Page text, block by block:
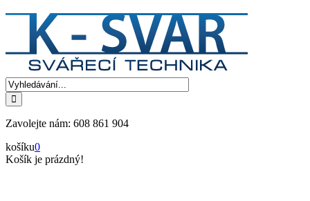
Zavolejte nám: 608 861 904
košíku0
Košík je prázdný!